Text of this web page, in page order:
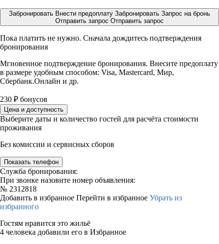
Забронировать Внести предоплату Забронировать Запрос на бронь
Отправить запрос Отправить запрос
Пока платить не нужно. Сначала дождитесь подтверждения
бронирования
Мгновенное подтверждение бронирования. Внесите предоплату
в размере удобным способом: Visa, Mastercard, Мир,
Сбербанк.Онлайн и др.
230 ₽ бонусов
Цена и доступность
Выберите даты и количество гостей для расчёта стоимости
проживания
Без комиссии и сервисных сборов
Показать телефон
Служба бронирования:
При звонке назовите номер объявления:
№ 2312818
Добавить в избранное Перейти в избранное Убрать из
избранного
Гостям нравится это жильё
4 человека добавили его в Избранное